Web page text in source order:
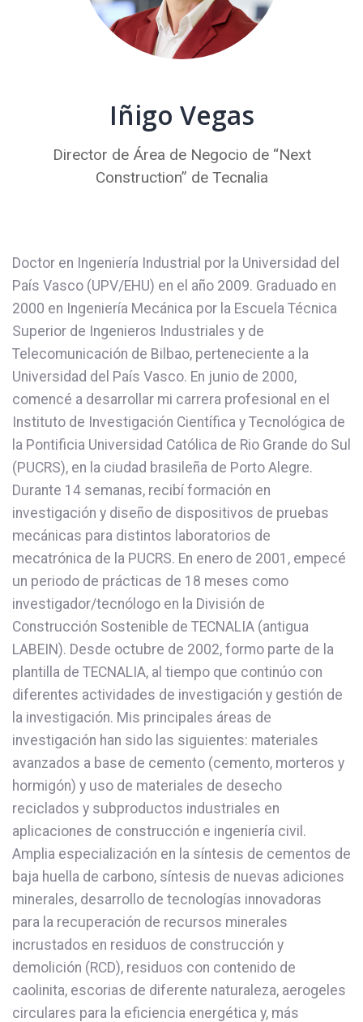
Iñigo Vegas
Director de Área de Negocio de “Next
Construction” de Tecnalia
Doctor en Ingeniería Industrial por la Universidad del
País Vasco (UPV/EHU) en el año 2009. Graduado en
2000 en Ingeniería Mecánica por la Escuela Técnica
Superior de Ingenieros Industriales y de
Telecomunicación de Bilbao, perteneciente a la
Universidad del País Vasco. En junio de 2000,
comencé a desarrollar mi carrera profesional en el
Instituto de Investigación Científica y Tecnológica de
la Pontificia Universidad Católica de Rio Grande do Sul
(PUCRS), en la ciudad brasileña de Porto Alegre.
Durante 14 semanas, recibí formación en
investigación y diseño de dispositivos de pruebas
mecánicas para distintos laboratorios de
mecatrónica de la PUCRS. En enero de 2001, empecé
un periodo de prácticas de 18 meses como
investigador/tecnólogo en la División de
Construcción Sostenible de TECNALIA (antigua
LABEIN). Desde octubre de 2002, formo parte de la
plantilla de TECNALIA, al tiempo que continúo con
diferentes actividades de investigación y gestión de
la investigación. Mis principales áreas de
investigación han sido las siguientes: materiales
avanzados a base de cemento (cemento, morteros y
hormigón) y uso de materiales de desecho
reciclados y subproductos industriales en
aplicaciones de construcción e ingeniería civil.
Amplia especialización en la síntesis de cementos de
baja huella de carbono, síntesis de nuevas adiciones
minerales, desarrollo de tecnologías innovadoras
para la recuperación de recursos minerales
incrustados en residuos de construcción y
demolición (RCD), residuos con contenido de
caolinita, escorias de diferente naturaleza, aerogeles
circulares para la eficiencia energética y, más